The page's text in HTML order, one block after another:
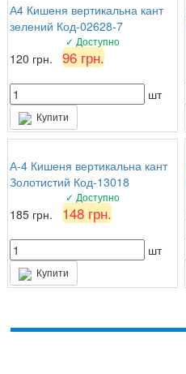
А4 Кишеня вертикальна кант
зелений Код-02628-7
✓ Доступно
120 грн. 96 грн.
шт
Купити
А-4 Кишеня вертикальна кант
Золотистий Код-13018
✓ Доступно
185 грн. 148 грн.
шт
Купити